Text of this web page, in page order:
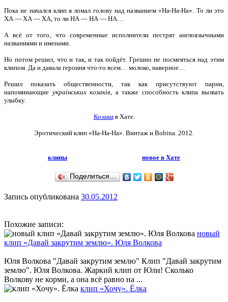
Пока не начался клип я ломал голову над названием «На-На-На». То ли это
ХА — ХА — ХА, то ли НА — НА — НА…
А всё от того, что современные исполнители пестрят англоязычными
названиями и именами.
Но потом решил, что и так, и так пойдёт. Грешно не посмеяться над этим
клипом. Да и давала героиня что-то всем… молоко, наверное…
Решил показать общественности, так как присутствуют парни,
напоминающие українських козаків, а также способность клипа вызвать
улыбку.
Козакив Хате.
Эротический клип «На-На-На». Винтаж и Bobina. 2012.
клипы новое в Хате
Поделиться…
Запись опубликована 30.05.2012
Похожие записи:
новый
клип «Давай закрутим землю». Юля Волкова
Юля Волкова "Давай закрутим землю" Клип "Давай закрутим
землю". Юля Волкова. Жаркий клип от Юли! Сколько
Волкову не корми, а она всё равно на ...
клип «Хочу». Ёлка